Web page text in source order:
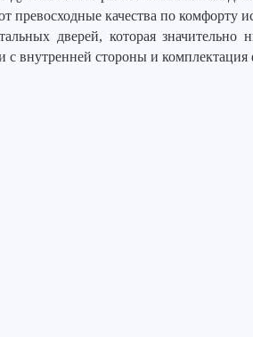
качества по комфорту
дверей, которая значительно
внутренней стороны и